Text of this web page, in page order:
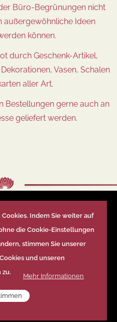
Büro-Begrünungen nicht
außergewöhnliche Ideen
können.
durch Geschenk-Artikel,
Vasen, Schalen
aller Art.
Bestellungen gerne auch an
geliefert werden.
Petra Kalbfuss
Indem Sie weiter auf
die Cookie-Einstellungen
stimmen Sie unserer
und unseren
zu.
Mehr Informationen